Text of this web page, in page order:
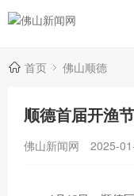
首页 佛山顺德
顺德首届开渔
佛山新闻网 2025-